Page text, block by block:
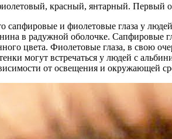
красный, янтарный. Первый
сапфировые и фиолетовые глаза у
в радужной оболочке. Сапфировые
цвета. Фиолетовые глаза, в свою
могут встречаться у людей с
от освещения и окружающей